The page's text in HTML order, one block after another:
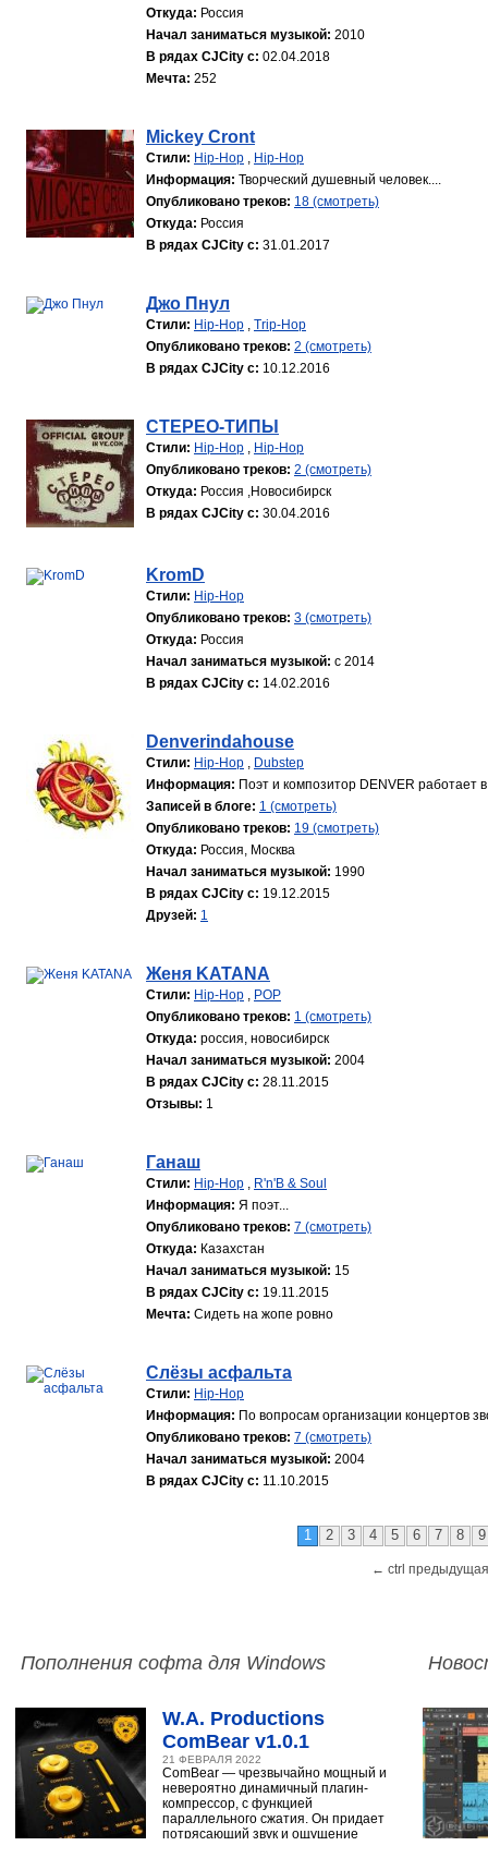
Откуда: Россия
Начал заниматься музыкой: 2010
В рядах CJCity с: 02.04.2018
Мечта: 252
Mickey Cront
Стили: Hip-Hop , Hip-Hop
Информация: Творческий душевный человек....
Опубликовано треков: 18 (смотреть)
Откуда: Россия
В рядах CJCity с: 31.01.2017
Джо Пнул
Стили: Hip-Hop , Trip-Hop
Опубликовано треков: 2 (смотреть)
В рядах CJCity с: 10.12.2016
СТЕРЕО-ТИПЫ
Стили: Hip-Hop , Hip-Hop
Опубликовано треков: 2 (смотреть)
Откуда: Россия ,Новосибирск
В рядах CJCity с: 30.04.2016
KromD
Стили: Hip-Hop
Опубликовано треков: 3 (смотреть)
Откуда: Россия
Начал заниматься музыкой: с 2014
В рядах CJCity с: 14.02.2016
Denverindahouse
Стили: Hip-Hop , Dubstep
Информация: Поэт и композитор DENVER работает
Записей в блоге: 1 (смотреть)
Опубликовано треков: 19 (смотреть)
Откуда: Россия, Москва
Начал заниматься музыкой: 1990
В рядах CJCity с: 19.12.2015
Друзей: 1
Женя KATANA
Стили: Hip-Hop , POP
Опубликовано треков: 1 (смотреть)
Откуда: россия, новосибирск
Начал заниматься музыкой: 2004
В рядах CJCity с: 28.11.2015
Отзывы: 1
Ганаш
Стили: Hip-Hop , R'n'B & Soul
Информация: Я поэт...
Опубликовано треков: 7 (смотреть)
Откуда: Казахстан
Начал заниматься музыкой: 15
В рядах CJCity с: 19.11.2015
Мечта: Сидеть на жопе ровно
Слёзы асфальта
Стили: Hip-Hop
Информация: По вопросам организации концертов
Опубликовано треков: 7 (смотреть)
Начал заниматься музыкой: 2004
В рядах CJCity с: 11.10.2015
1 2 3 4 5 6 7 8 9
← ctrl
Пополнения софта для Windows
W.A. Productions
ComBear v1.0.1
21 ФЕВРАЛЯ 2022
ComBear — чрезвычайно мощный и
невероятно динамичный плагин-
компрессор, с функцией
параллельного сжатия. Он придает
потрясающий звук и ощущение